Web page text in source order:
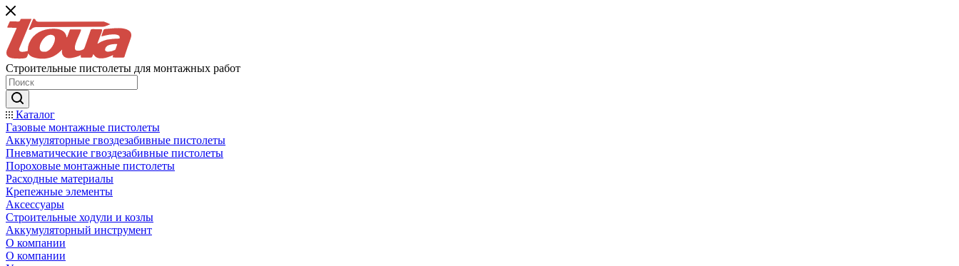
Строительные пистолеты для монтажных работ
Каталог
Газовые монтажные пистолеты
Аккумуляторные гвоздезабивные пистолеты
Пневматические гвоздезабивные пистолеты
Пороховые монтажные пистолеты
Расходные материалы
Крепежные элементы
Аксессуары
Строительные ходули и козлы
Аккумуляторный инструмент
О компании
О компании